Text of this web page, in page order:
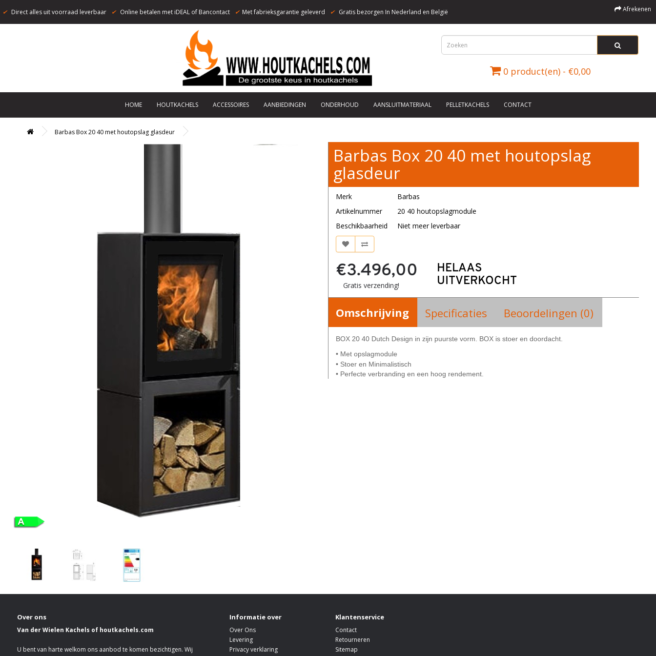
✔ Direct alles uit voorraad leverbaar ✔ Online betalen met iDEAL of Bancontact ✔ Met fabrieksgarantie geleverd ✔ Gratis bezorgen In Nederland en België Afrekenen
0 product(en) - €0,00
HOME HOUTKACHELS ACCESSOIRES AANBIEDINGEN ONDERHOUD AANSLUITMATERIAAL PELLETKACHELS CONTACT
Barbas Box 20 40 met houtopslag glasdeur
Barbas Box 20 40 met houtopslag
glasdeur
Merk
Barbas
Artikelnummer
20 40 houtopslagmodule
Beschikbaarheid
Niet meer leverbaar
€3.496,00
Gratis verzending!
HELAAS
UITVERKOCHT
Omschrijving Specificaties Beoordelingen (0)
BOX 20 40 Dutch Design in zijn puurste vorm. BOX is stoer en doordacht.
• Met opslagmodule
• Stoer en Minimalistisch
• Perfecte verbranding en een hoog rendement.
Over ons
Van der Wielen Kachels of houtkachels.com
U bent van harte welkom ons aanbod te komen bezichtigen. Wij
Informatie over
Over Ons
Levering
Privacy verklaring
Klantenservice
Contact
Retourneren
Sitemap